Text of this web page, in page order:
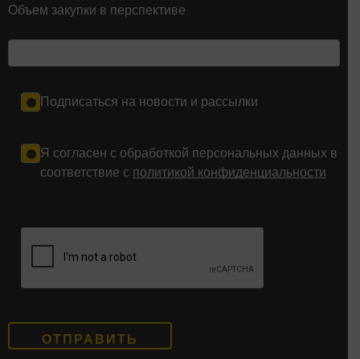
Объем закупки в перспективе
Подписаться на новости и рассылки
Я согласен с обработкой персональных данных в
соответствие с политикой конфиденциальности